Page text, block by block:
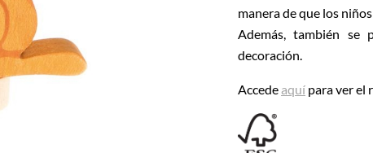
manera de que los
Además, también se
decoración.
Accede aquí para ver el